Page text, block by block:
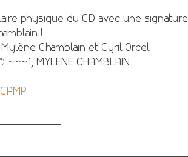
physique du CD avec une signature
!
Chamblain et Cyril Orcel
MYLENE CHAMBLAIN